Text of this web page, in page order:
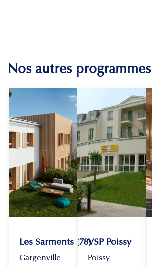
Nos autres programmes
Les Sarments (78)
Gargenville
VSP Poissy
Poissy